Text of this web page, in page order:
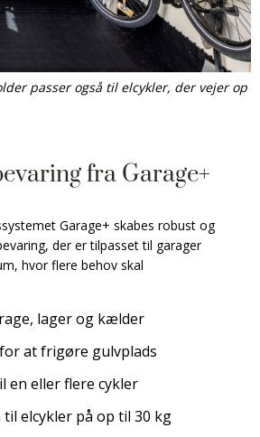
passer også til elcykler, der vejer op
fra Garage+
Garage+ skabes robust og
der er tilpasset til garager
hvor flere behov skal
lager og kælder
at frigøre gulvplads
en eller flere cykler
elcykler på op til 30 kg